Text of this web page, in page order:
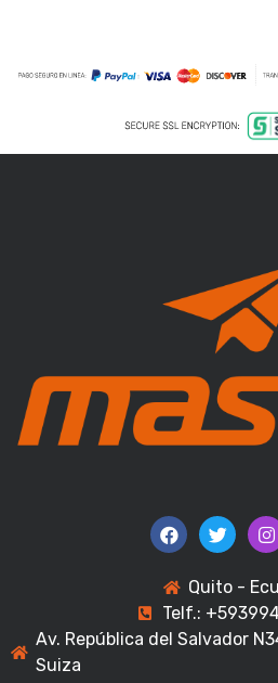
Quito -
Telf.:
Av. República del Salvador
Suiza